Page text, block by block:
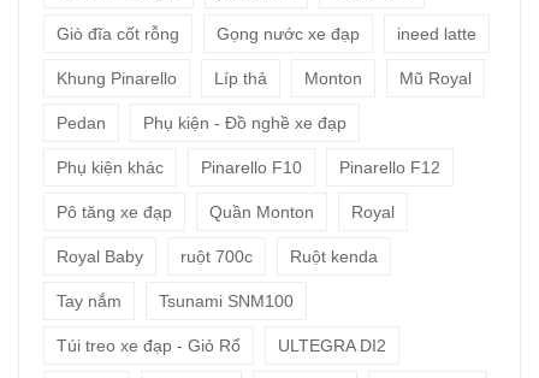
Giò đĩa cốt rỗng Gọng nước xe đạp ineed latte
Khung Pinarello Líp thả Monton Mũ Royal
Pedan Phụ kiện - Đồ nghề xe đạp
Phụ kiện khác Pinarello F10 Pinarello F12
Pô tăng xe đạp Quần Monton Royal
Royal Baby ruột 700c Ruột kenda
Tay nắm Tsunami SNM100
Túi treo xe đạp - Giỏ Rổ ULTEGRA DI2